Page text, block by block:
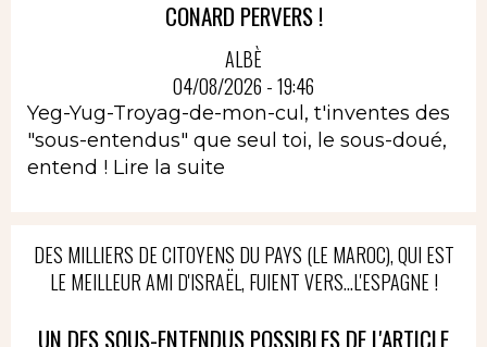
CONARD PERVERS !
ALBÈ
04/08/2026 - 19:46
Yeg-Yug-Troyag-de-mon-cul, t'inventes des
"sous-entendus" que seul toi, le sous-doué,
entend ! Lire la suite
DES MILLIERS DE CITOYENS DU PAYS (LE MAROC), QUI EST
LE MEILLEUR AMI D'ISRAËL, FUIENT VERS...L'ESPAGNE !
UN DES SOUS-ENTENDUS POSSIBLES DE L'ARTICLE